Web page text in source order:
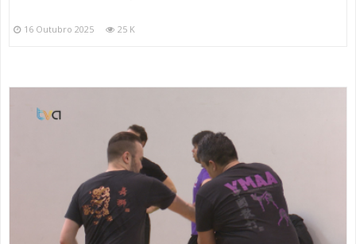
16 Outubro 2025 25 K